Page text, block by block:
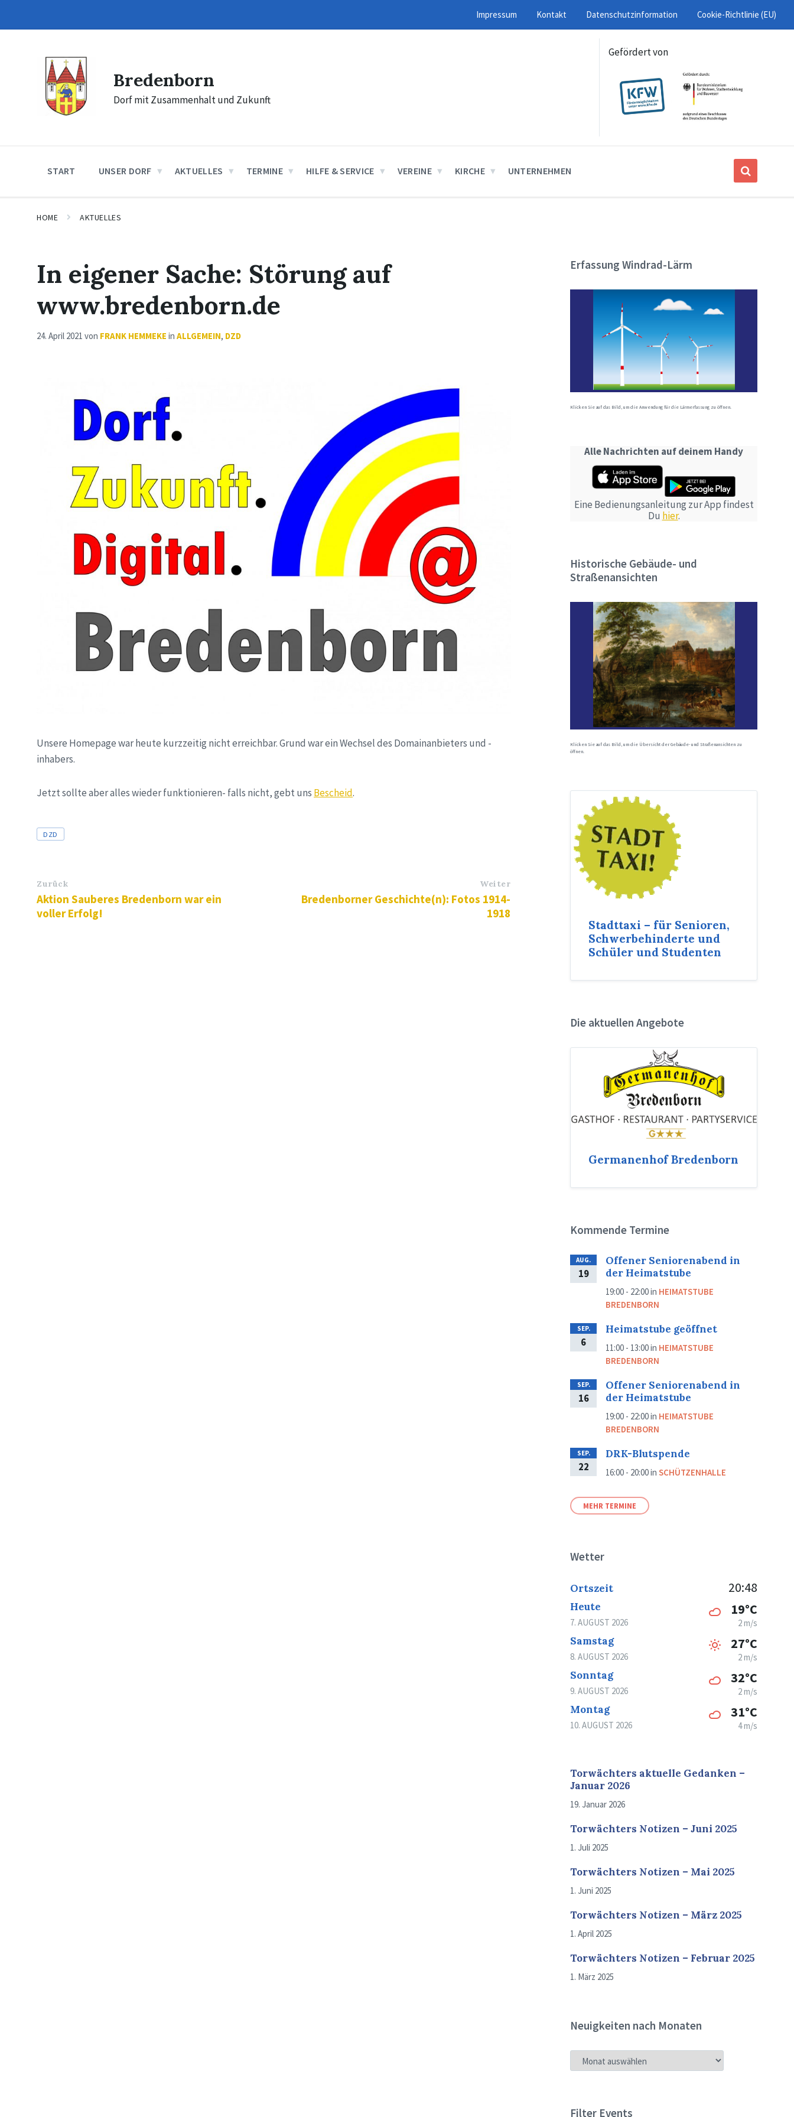
content
main
footer
Impressum Kontakt Datenschutzinformation Cookie-Richtlinie (EU)
Bredenborn
Dorf mit Zusammenhalt und Zukunft
Gefördert von
START UNSER DORF AKTUELLES TERMINE HILFE & SERVICE VEREINE KIRCHE UNTERNEHMEN
HOME AKTUELLES
In eigener Sache: Störung auf
www.bredenborn.de
24. April 2021 von FRANK HEMMEKE in ALLGEMEIN, DZD
Unsere Homepage war heute kurzzeitig nicht erreichbar. Grund war ein Wechsel des Domainanbieters und -
inhabers.
Jetzt sollte aber alles wieder funktionieren- falls nicht, gebt uns Bescheid.
Tags
DZD
Zurück
Aktion Sauberes Bredenborn war ein
voller Erfolg!
Weiter
Bredenborner Geschichte(n): Fotos 1914-
1918
Erfassung Windrad-Lärm
Klicken Sie auf das Bild, um die Anwendung für die Lärmerfassung zu öffnen.
Alle Nachrichten auf deinem Handy
Eine Bedienungsanleitung zur App findest
Du hier.
Historische Gebäude- und
Straßenansichten
Klicken Sie auf das Bild, um die Übersicht der Gebäude- und Straßenansichten zu
öffnen.
Stadttaxi – für Senioren,
Schwerbehinderte und
Schüler und Studenten
Die aktuellen Angebote
Germanenhof Bredenborn
Kommende Termine
AUG.
19
Offener Seniorenabend in
der Heimatstube
19:00 - 22:00in HEIMATSTUBE
BREDENBORN
SEP.
6
Heimatstube geöffnet
11:00 - 13:00in HEIMATSTUBE
BREDENBORN
SEP.
16
Offener Seniorenabend in
der Heimatstube
19:00 - 22:00in HEIMATSTUBE
BREDENBORN
SEP.
22
DRK-Blutspende
16:00 - 20:00inSCHÜTZENHALLE
MEHR TERMINE
Wetter
Ortszeit 20:48
Heute
7. AUGUST 2026
19°C
2 m/s
Samstag
8. AUGUST 2026
27°C
2 m/s
Sonntag
9. AUGUST 2026
32°C
2 m/s
Montag
10. AUGUST 2026
31°C
4 m/s
Torwächters aktuelle Gedanken –
Januar 2026
19. Januar 2026
Torwächters Notizen – Juni 2025
1. Juli 2025
Torwächters Notizen – Mai 2025
1. Juni 2025
Torwächters Notizen – März 2025
1. April 2025
Torwächters Notizen – Februar 2025
1. März 2025
Neuigkeiten nach Monaten
NEUIGKEITEN
NACH
Filter Events